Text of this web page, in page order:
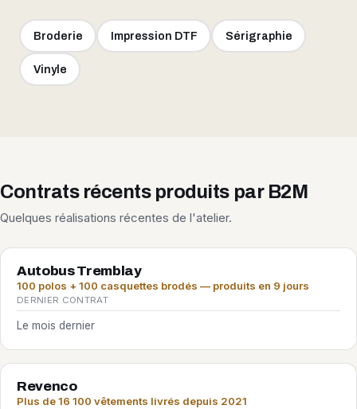
Broderie Impression DTF Sérigraphie
Vinyle
Contrats récents produits par B2M
Quelques réalisations récentes de l'atelier.
Autobus Tremblay
100 polos + 100 casquettes brodés — produits en 9 jours
DERNIER CONTRAT
Le mois dernier
Revenco
Plus de 16 100 vêtements livrés depuis 2021